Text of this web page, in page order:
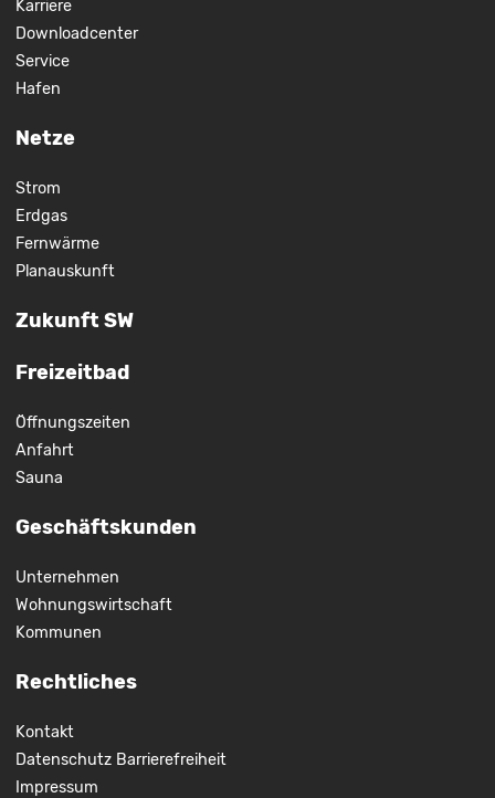
Karriere
Downloadcenter
Service
Hafen
Netze
Strom
Erdgas
Fernwärme
Planauskunft
Zukunft SW
Freizeitbad
Öffnungszeiten
Anfahrt
Sauna
Geschäftskunden
Unternehmen
Wohnungswirtschaft
Kommunen
Rechtliches
Kontakt
Datenschutz Barrierefreiheit
Impressum